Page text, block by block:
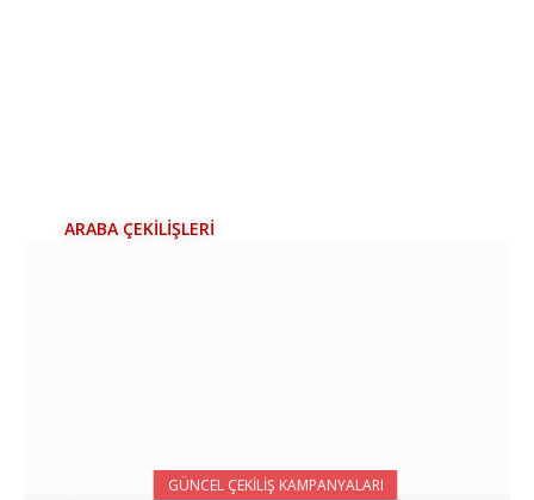
ARABA ÇEKİLİŞLERİ
GÜNCEL ÇEKILIŞ KAMPANYALARI